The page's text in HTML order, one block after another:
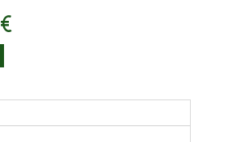
€